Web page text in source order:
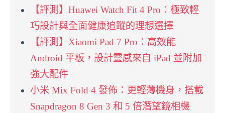
【評測】Huawei Watch Fit 4 Pro：極致輕
巧設計與全面健康追蹤的理想選擇
【評測】Xiaomi Pad 7 Pro：高效能
Android 平板，設計靈感來自 iPad 並附加
強大配件
小米 Mix Fold 4 發佈：更輕薄機身，搭載
Snapdragon 8 Gen 3 和 5 倍潛望鏡相機